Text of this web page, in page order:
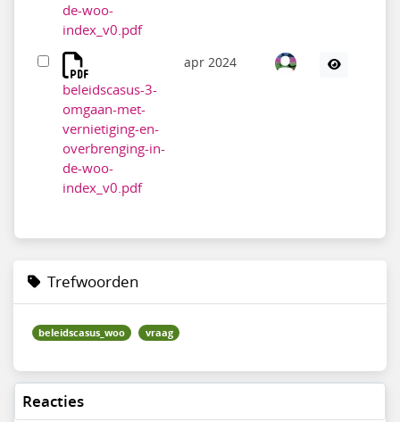
de-woo-
index_v0.pdf
beleidscasus-3-
omgaan-met-
vernietiging-en-
overbrenging-in-
de-woo-
index_v0.pdf
apr 2024
Trefwoorden
beleidscasus_woo vraag
Reacties